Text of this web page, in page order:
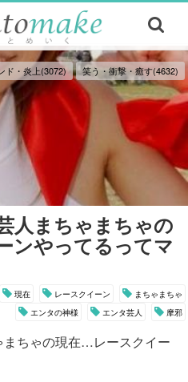
ド・炎上(3072) 笑う・衝撃・癒す(4632)
人まちゃまちゃの
ンやってるってマ
現在 レースクイーン
まちゃまちゃ
エンタの神様
エンタ芸人 摩邪
ちゃの現在…レースクイー